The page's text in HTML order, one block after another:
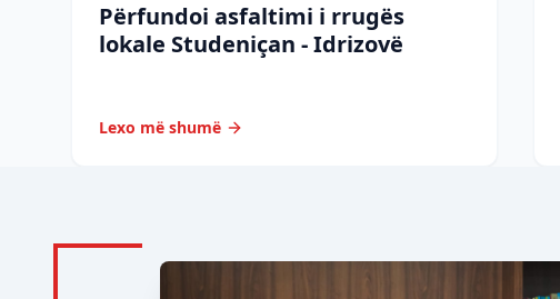
Përfundoi asfaltimi i rrugës
lokale Studeniçan - Idrizovë
Lexo më shumë